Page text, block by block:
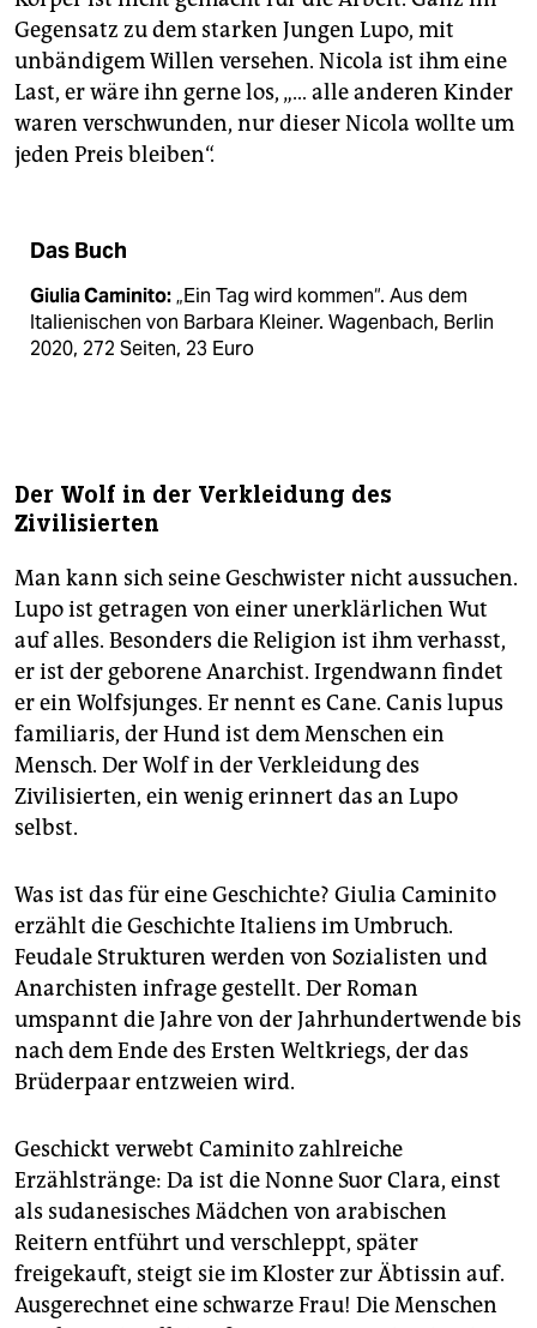
Gegensatz zu dem starken Jungen Lupo, mit
unbändigem Willen versehen. Nicola ist ihm eine
Last, er wäre ihn gerne los, „… alle anderen Kinder
waren verschwunden, nur dieser Nicola wollte um
jeden Preis bleiben“.
Das Buch
Giulia Caminito:„Ein Tag wird kommen“. Aus dem
Italienischen von Barbara Kleiner. Wagenbach, Berlin
2020, 272 Seiten, 23 Euro
Der Wolf in der Verkleidung des
Zivilisierten
Man kann sich seine Geschwister nicht aussuchen.
Lupo ist getragen von einer unerklärlichen Wut
auf alles. Besonders die Religion ist ihm verhasst,
er ist der geborene Anarchist. Irgendwann findet
er ein Wolfsjunges. Er nennt es Cane. Canis lupus
familiaris, der Hund ist dem Menschen ein
Mensch. Der Wolf in der Verkleidung des
Zivilisierten, ein wenig erinnert das an Lupo
selbst.
Was ist das für eine Geschichte? Giulia Caminito
erzählt die Geschichte Italiens im Umbruch.
Feudale Strukturen werden von Sozialisten und
Anarchisten infrage gestellt. Der Roman
umspannt die Jahre von der Jahrhundertwende bis
nach dem Ende des Ersten Weltkriegs, der das
Brüderpaar entzweien wird.
Geschickt verwebt Caminito zahlreiche
Erzählstränge: Da ist die Nonne Suor Clara, einst
als sudanesisches Mädchen von arabischen
Reitern entführt und verschleppt, später
freigekauft, steigt sie im Kloster zur Äbtissin auf.
Ausgerechnet eine schwarze Frau! Die Menschen